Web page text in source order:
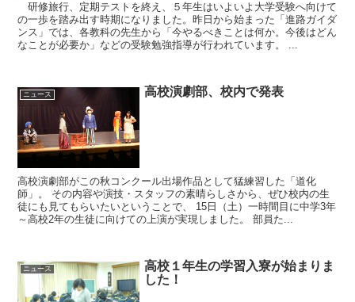
研修旅行、定期テストを終え、５年生はいよいよ大学受験へ向けて
の一歩を踏み出す時期になりました。昨日から始まった「進路ガイダ
ンス」では、各教科の先生から「今やるべきことは何か。今後はどん
なことが必要か」などの受験勉強指導が行われています。 ...
ニュース 高校演劇部、校内で発表
高校演劇部がこの秋コンクール出場作品として猛練習した「道化
師」。 その内容や演技・スタッフの素晴らしさから、ぜひ校内の生
徒にも見てもらいたいということで、 15日（土）一時間目に中学3年
～高校2年の生徒に向けての上演が実現しました。 部員た...
ニュース
高校１年生の学習入寮が始まりま
した！